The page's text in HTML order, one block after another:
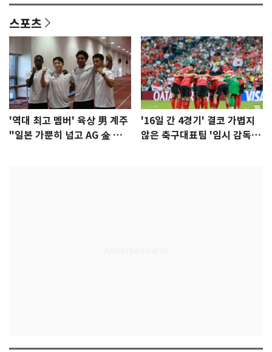
스포츠
'역대 최고 멤버' 육상 男 계주
"일본 가뿐히 넘고 AG 金 따겠
'16일 간 4경기' 결코 가볍지
않은 축구대표팀 '임시 감독'